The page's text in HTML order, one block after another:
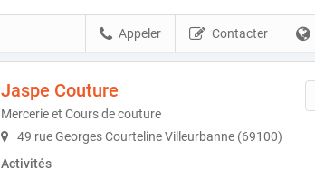
Contacter
Appeler
Jaspe Couture
Mercerie et Cours de couture
49 rue Georges Courteline Villeurbanne (69100)
Activités